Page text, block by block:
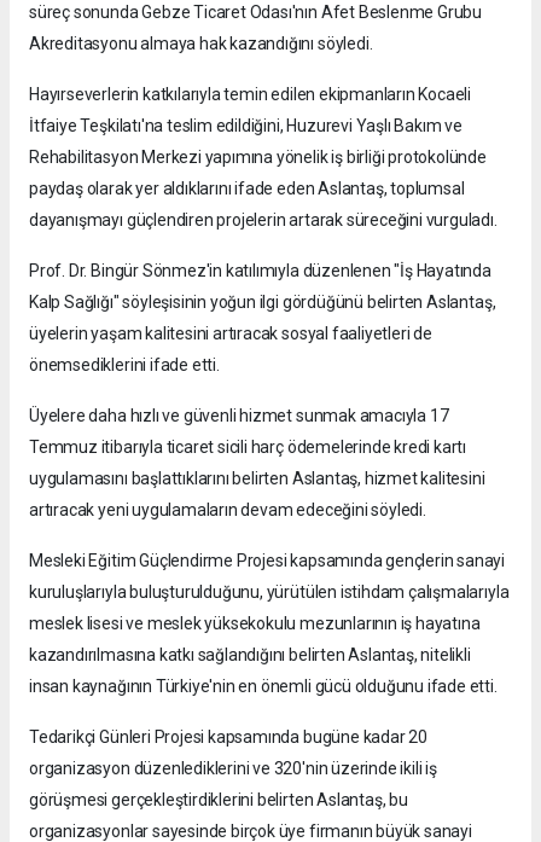
süreç sonunda Gebze Ticaret Odası'nın Afet Beslenme Grubu
Akreditasyonu almaya hak kazandığını söyledi.
Hayırseverlerin katkılarıyla temin edilen ekipmanların Kocaeli
İtfaiye Teşkilatı'na teslim edildiğini, Huzurevi Yaşlı Bakım ve
Rehabilitasyon Merkezi yapımına yönelik iş birliği protokolünde
paydaş olarak yer aldıklarını ifade eden Aslantaş, toplumsal
dayanışmayı güçlendiren projelerin artarak süreceğini vurguladı.
Prof. Dr. Bingür Sönmez'in katılımıyla düzenlenen "İş Hayatında
Kalp Sağlığı" söyleşisinin yoğun ilgi gördüğünü belirten Aslantaş,
üyelerin yaşam kalitesini artıracak sosyal faaliyetleri de
önemsediklerini ifade etti.
Üyelere daha hızlı ve güvenli hizmet sunmak amacıyla 17
Temmuz itibarıyla ticaret sicili harç ödemelerinde kredi kartı
uygulamasını başlattıklarını belirten Aslantaş, hizmet kalitesini
artıracak yeni uygulamaların devam edeceğini söyledi.
Mesleki Eğitim Güçlendirme Projesi kapsamında gençlerin sanayi
kuruluşlarıyla buluşturulduğunu, yürütülen istihdam çalışmalarıyla
meslek lisesi ve meslek yüksekokulu mezunlarının iş hayatına
kazandırılmasına katkı sağlandığını belirten Aslantaş, nitelikli
insan kaynağının Türkiye'nin en önemli gücü olduğunu ifade etti.
Tedarikçi Günleri Projesi kapsamında bugüne kadar 20
organizasyon düzenlediklerini ve 320'nin üzerinde ikili iş
görüşmesi gerçekleştirdiklerini belirten Aslantaş, bu
organizasyonlar sayesinde birçok üye firmanın büyük sanayi